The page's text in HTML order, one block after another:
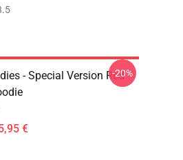
- Special Version Red
€
-20%